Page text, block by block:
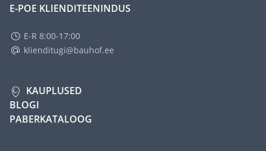
E-POE KLIENDITEENINDUS
E-R 8:00-17:00
klienditugi@bauhof.ee
KAUPLUSED
BLOGI
PABERKATALOOG